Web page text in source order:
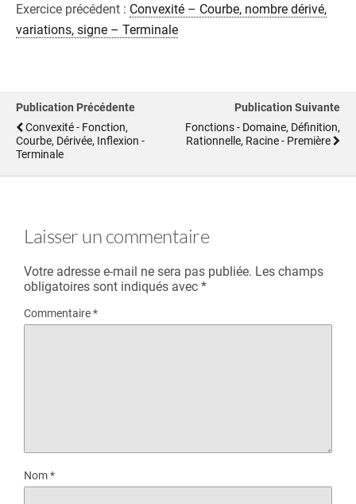
Exercice précédent : Convexité – Courbe, nombre dérivé,
variations, signe – Terminale
Publication Précédente
Convexité - Fonction,
Courbe, Dérivée, Inflexion -
Terminale
Publication Suivante
Fonctions - Domaine, Définition,
Rationnelle, Racine - Première
Laisser un commentaire
Votre adresse e-mail ne sera pas publiée. Les champs
obligatoires sont indiqués avec *
Commentaire*
Nom*